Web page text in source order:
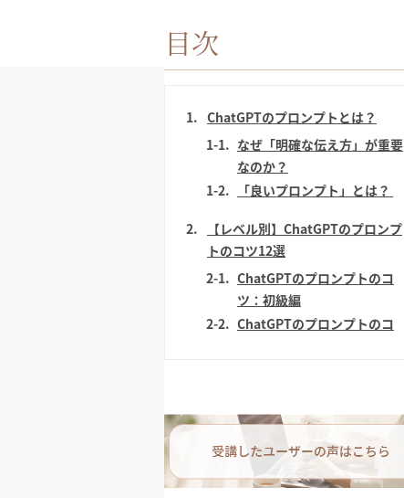
目次
1
ChatGPTのプロンプトとは？
1-1
なぜ「明確な伝え方」が重要
なのか？
1-2
「良いプロンプト」とは？
2
【レベル別】ChatGPTのプロンプ
トのコツ12選
2-1
ChatGPTのプロンプトのコ
ツ：初級編
2-2
ChatGPTのプロンプトのコ
3 よくある質問
自分一人でプロンプトを作成できる
か不安なあなたへ